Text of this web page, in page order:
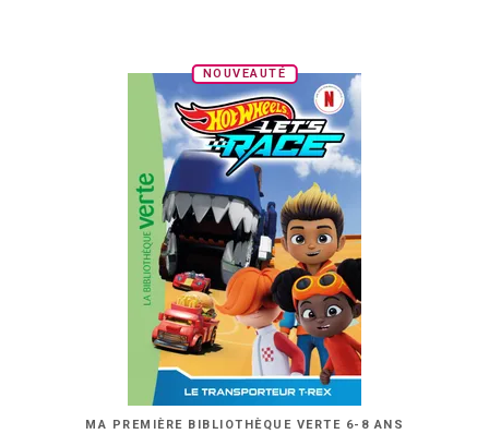
NOUVEAUTÉ
MA PREMIÈRE BIBLIOTHÈQUE VERTE 6-8 ANS